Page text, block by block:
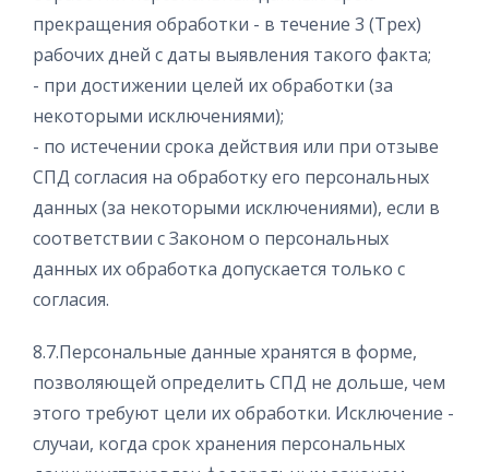
прекращения обработки - в течение 3 (Трех)
рабочих дней с даты выявления такого факта;
- при достижении целей их обработки (за
некоторыми исключениями);
- по истечении срока действия или при отзыве
СПД согласия на обработку его персональных
данных (за некоторыми исключениями), если в
соответствии с Законом о персональных
данных их обработка допускается только с
согласия.
8.7.Персональные данные хранятся в форме,
позволяющей определить СПД не дольше, чем
этого требуют цели их обработки. Исключение -
случаи, когда срок хранения персональных